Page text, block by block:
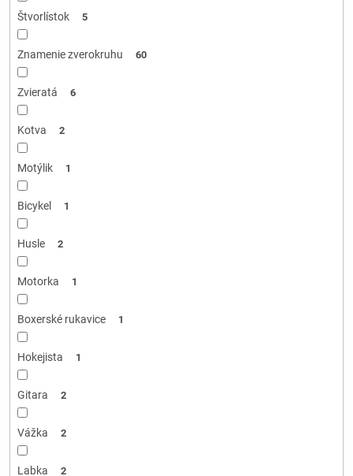
Štvorlístok 5
Znamenie zverokruhu 60
Zvieratá 6
Kotva 2
Motýlik 1
Bicykel 1
Husle 2
Motorka 1
Boxerské rukavice 1
Hokejista 1
Gitara 2
Vážka 2
Labka 2